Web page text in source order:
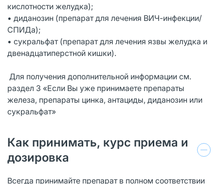
кислотности желудка);
• диданозин (препарат для лечения ВИЧ-инфекции/
СПИДа);
• сукральфат (препарат для лечения язвы желудка и
двенадцатиперстной кишки).
Для получения дополнительной информации см.
раздел 3 «Если Вы уже принимаете препараты
железа, препараты цинка, антациды, диданозин или
сукральфат»
Как принимать, курс приема и
дозировка
Всегда принимайте препарат в полном соответствии